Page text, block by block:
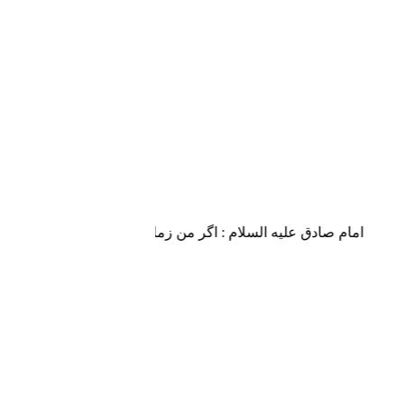
امام صادق علیه السلام : اگر من زمان او (حضرت مهدی علیه